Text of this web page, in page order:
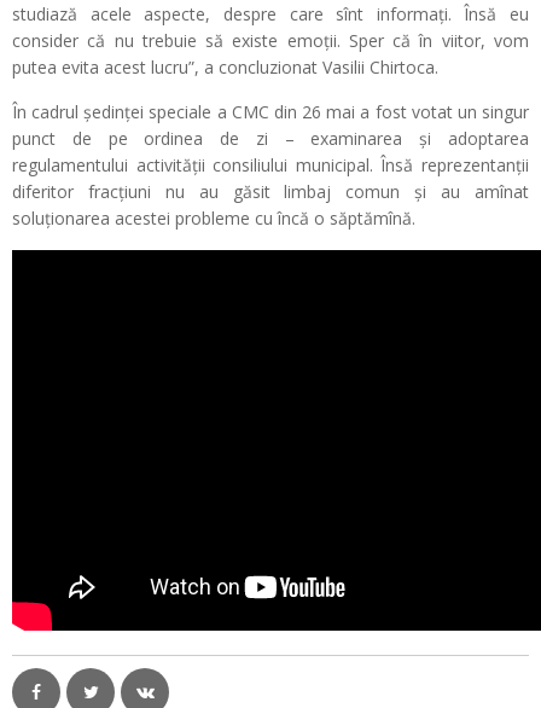
studiază acele aspecte, despre care sînt informați. Însă eu
consider că nu trebuie să existe emoții. Sper că în viitor, vom
putea evita acest lucru”, a concluzionat Vasilii Chirtoca.
În cadrul ședinței speciale a CMC din 26 mai a fost votat un singur
punct de pe ordinea de zi – examinarea și adoptarea
regulamentului activității consiliului municipal. Însă reprezentanții
diferitor fracțiuni nu au găsit limbaj comun și au amînat
soluționarea acestei probleme cu încă o săptămînă.